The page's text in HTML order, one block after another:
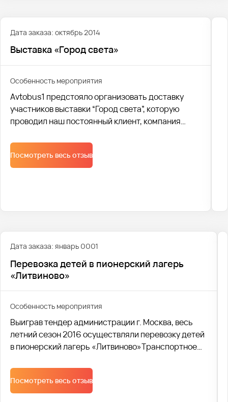
Дата заказа: октябрь 2014
Выставка «Город света»
Особенность мероприятия
Avtobus1 предстояло организовать доставку
участников выставки “Город света”, которую
проводил наш постоянный клиент, компания
доставки больше тысячи человек из разных
городов.
Посмотреть весь отзыв
Дата заказа: январь 0001
Перевозка детей в пионерский лагерь
«Литвиново»
Особенность мероприятия
Выиграв тендер администрации г. Москва, весь
летний сезон 2016 осуществляли перевозку детей
в пионерский лагерь «Литвиново»Транспортное
Организовывали сопровождение ГАИ в течении
всех перевозок. Парковки. Расстановка машин.
Контролировали посадку и высадку детей. Таким
Посмотреть весь отзыв